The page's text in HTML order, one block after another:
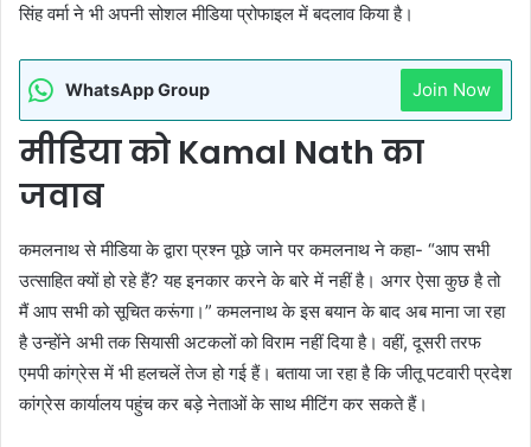
सिंह वर्मा ने भी अपनी सोशल मीडिया प्रोफाइल में बदलाव किया है।
WhatsApp Group Join Now
मीडिया को Kamal Nath का
जवाब
कमलनाथ से मीडिया के द्वारा प्रश्न पूछे जाने पर कमलनाथ ने कहा- “आप सभी
उत्साहित क्यों हो रहे हैं? यह इनकार करने के बारे में नहीं है। अगर ऐसा कुछ है तो
मैं आप सभी को सूचित करूंगा।” कमलनाथ के इस बयान के बाद अब माना जा रहा
है उन्होंने अभी तक सियासी अटकलों को विराम नहीं दिया है। वहीं, दूसरी तरफ
एमपी कांग्रेस में भी हलचलें तेज हो गई हैं। बताया जा रहा है कि जीतू पटवारी प्रदेश
कांग्रेस कार्यालय पहुंच कर बड़े नेताओं के साथ मीटिंग कर सकते हैं।